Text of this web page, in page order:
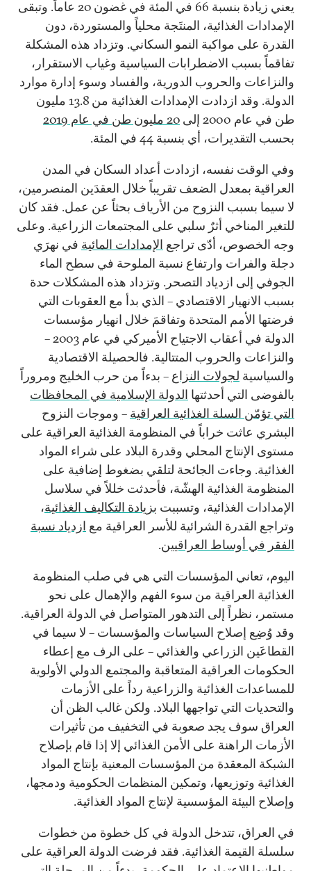
يعني زيادة بنسبة 66 في المئة في غضون 20 عاماً. وتبقى
الإمدادات الغذائية، المنتَجة محلياً والمستوردة، دون
القدرة على مواكبة النمو السكاني. وتزداد هذه المشكلة
تفاقماً بسبب الاضطرابات السياسية وغياب الاستقرار،
والنزاعات والحروب الدورية، والفساد وسوء إدارة موارد
الدولة. وقد ازدادت الإمدادات الغذائية من 13.8 مليون
طن في عام 2000 إلى
20 مليون طن في عام 2019
بحسب التقديرات، أي بنسبة 44 في المئة.
وفي الوقت نفسه، ازدادت أعداد السكان في المدن
العراقية بمعدل الضعف تقريباً خلال العقدَين المنصرمين،
لا سيما بسبب النزوح من الأرياف بحثاً عن عمل. فقد كان
للتغير المناخي أثرٌ سلبي على المجتمعات الزراعية. وعلى
وجه الخصوص، أدّى تراجع الإمدادات المائية في نهرَي
دجلة والفرات وارتفاع نسبة الملوحة في سطح الماء
الجوفي إلى ازدياد التصحر. وتزداد هذه المشكلات حدة
بسبب الانهيار الاقتصادي – الذي بدأ مع العقوبات التي
فرضتها الأمم المتحدة وتفاقمَ خلال انهيار مؤسسات
الدولة في أعقاب الاجتياح الأميركي في عام 2003 –
والنزاعات والحروب المتتالية. فالحصيلة الاقتصادية
والسياسية لجولات النزاع – بدءاً من حرب الخليج ومروراً
بالفوضى التي أحدثتها الدولة الإسلامية في المحافظات
التي تؤمّن السلة الغذائية العراقية – وموجات النزوح
البشري عاثت خراباً في المنظومة الغذائية العراقية على
مستوى الإنتاج المحلي وقدرة البلاد على شراء المواد
الغذائية. وجاءت الجائحة لتلقي بضغوط إضافية على
المنظومة الغذائية الهشّة، فأحدثت خللاً في سلاسل
الإمدادات الغذائية، وتسببت بزيادة التكاليف الغذائية،
وتراجع القدرة الشرائية للأسر العراقية مع ازدياد نسبة
الفقر في أوساط العراقيين.
اليوم، تعاني المؤسسات التي هي في صلب المنظومة
الغذائية العراقية من سوء الفهم والإهمال على نحو
مستمر، نظراً إلى التدهور المتواصل في الدولة العراقية.
وقد وُضِع إصلاح السياسات والمؤسسات – لا سيما في
القطاعَين الزراعي والغذائي – على الرف مع إعطاء
الحكومات العراقية المتعاقبة والمجتمع الدولي الأولوية
للمساعدات الغذائية والزراعية رداً على الأزمات
والتحديات التي تواجهها البلاد. ولكن غالب الظن أن
العراق سوف يجد صعوبة في التخفيف من تأثيرات
الأزمات الراهنة على الأمن الغذائي إلا إذا قام بإصلاح
الشبكة المعقدة من المؤسسات المعنية بإنتاج المواد
الغذائية وتوزيعها، وتمكين المنظمات الحكومية ودمجها،
وإصلاح البيئة المؤسسية لإنتاج المواد الغذائية.
في العراق، تتدخل الدولة في كل خطوة من خطوات
سلسلة القيمة الغذائية. فقد فرضت الدولة العراقية على